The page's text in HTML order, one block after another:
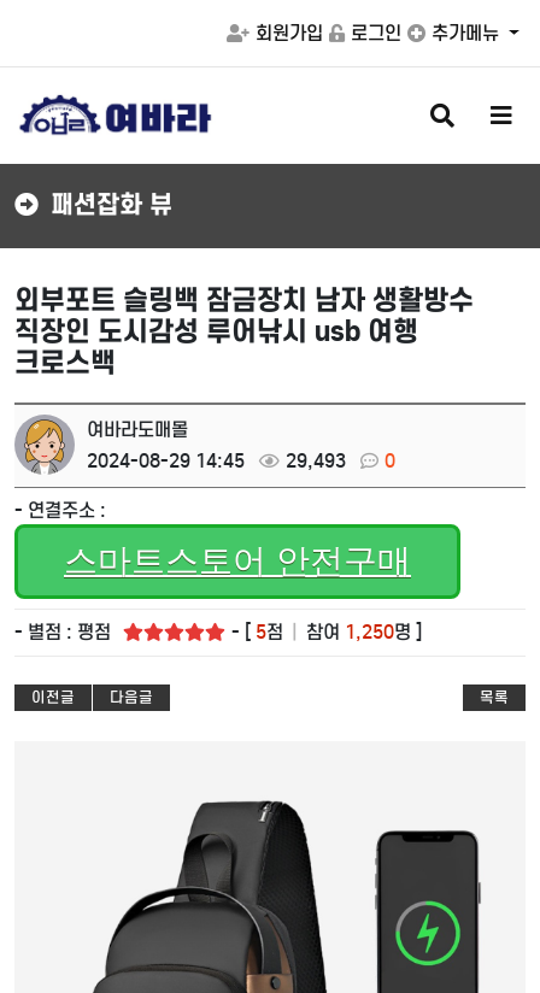
회원가입 로그인 추가메뉴
검
색
버
메
버
패션잡화 뷰
외부포트 슬링백 잠금장치 남자 생활방수
직장인 도시감성 루어낚시 usb 여행
크로스백
여바라도매몰
2024-08-29 14:45
29,493 0
- 연결주소 :
스마트스토어 안전구매
- 별점 : 평점 - [ 5점 참여 1,250명 ]
이전글 다음글 목록